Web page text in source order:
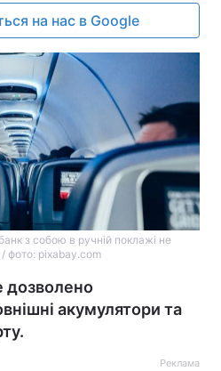
на нас в Google
з собою в ручній поклажі не
фото: pixabay.com
дозволено
акумулятори та
Реклама